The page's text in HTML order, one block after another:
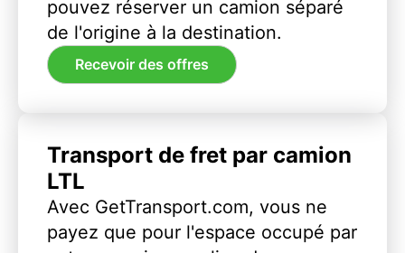
pouvez réserver un camion séparé
de l'origine à la destination.
Recevoir des offres
Transport de fret par camion
LTL
Avec GetTransport.com, vous ne
payez que pour l'espace occupé par